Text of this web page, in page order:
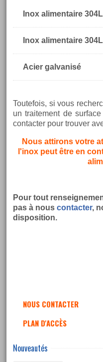
Inox alimentaire
Inox alimentaire
Acier galvanisé
Toutefois, si vous
un traitement de
contacter pour trouver
Nous attirons votre
l'inox peut être en
Pour tout
pas à nouscontacter,
disposition.
NOUS CONTACTER
PLAN D'ACCÈS
Nouveautés